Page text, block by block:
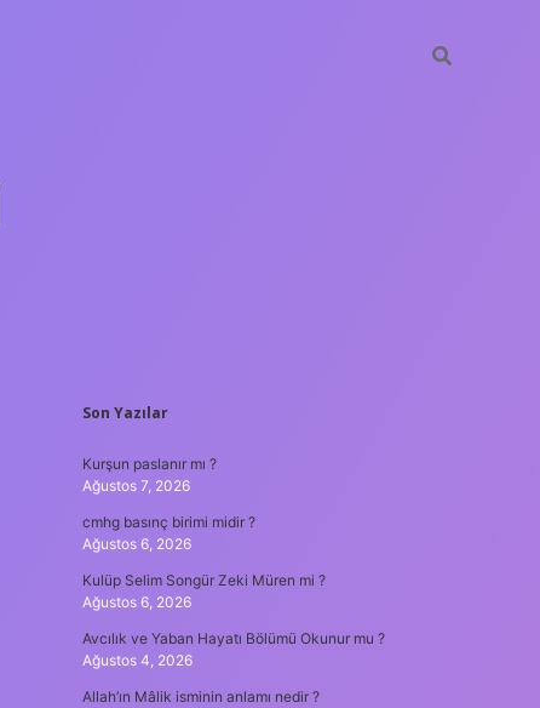
SIDEBAR
Son Yazılar
Kurşun paslanır mı ?
Ağustos 7, 2026
cmhg basınç birimi midir ?
Ağustos 6, 2026
Kulüp Selim Songür Zeki Müren mi ?
Ağustos 6, 2026
Avcılık ve Yaban Hayatı Bölümü Okunur mu ?
Ağustos 4, 2026
Allah’ın Mâlik isminin anlamı nedir ?